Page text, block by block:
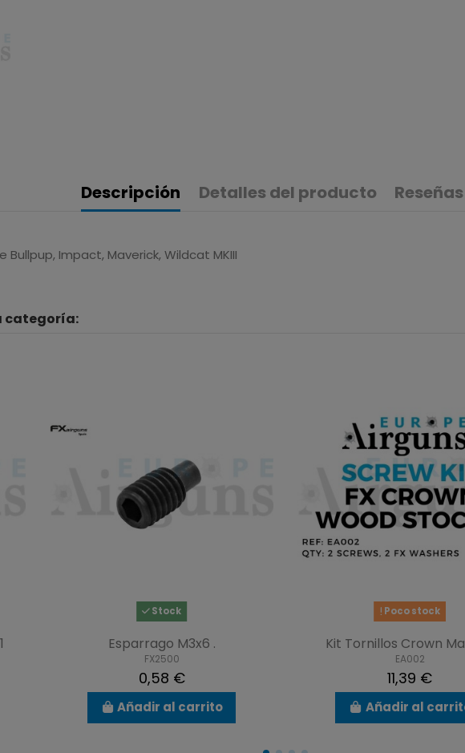
Descripción Detalles del producto Reseñas
Impact, Maverick, Wildcat MKIII
categoría:
Stock
Esparrago M3x6 .
FX2500
0,58 €
Añadir al carrito
Poco stock
Kit Tornillos Crown
EA002
11,39 €
Añadir al